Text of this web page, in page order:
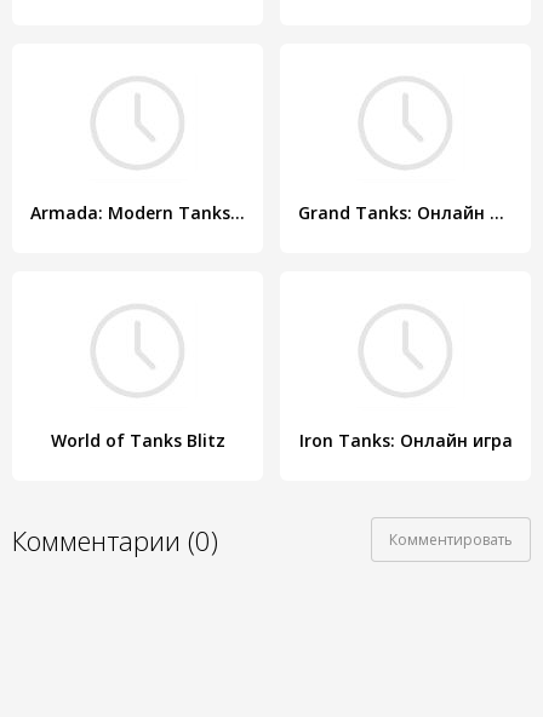
Armada: Modern Tanks - Танковый онлайн Экшен Grand Tanks: Онлайн Игра
World of Tanks Blitz Iron Tanks: Онлайн игра
Комментарии (0) Комментировать